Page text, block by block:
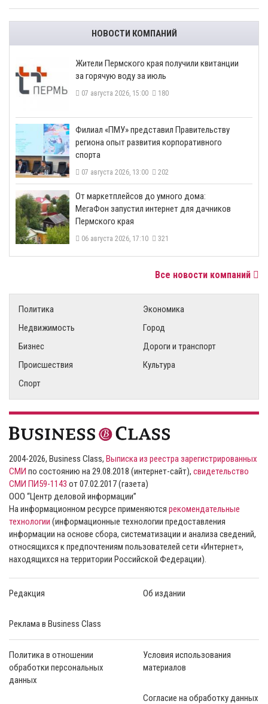
НОВОСТИ КОМПАНИЙ
​Жители Пермского края получили квитанции
за горячую воду за июль
07 августа 2026, 15:00 180
​Филиал «ПМУ» представил Правительству
региона опыт развития корпоративного
спорта
07 августа 2026, 13:00 202
От маркетплейсов до умного дома:
МегаФон запустил интернет для дачников
Пермского края
06 августа 2026, 17:10 321
Все новости компаний
Политика
Экономика
Недвижимость
Город
Бизнес
Дороги и транспорт
Происшествия
Культура
Спорт
2004-2026, Business Class, Выписка из реестра зарегистрированных
СМИ по состоянию на 29.08.2018 (интернет-сайт), свидетельство
СМИ ПИ59-1143 от 07.02.2017 (газета)
ООО “Центр деловой информации”
На информационном ресурсе применяются рекомендательные
технологии (информационные технологии предоставления
информации на основе сбора, систематизации и анализа сведений,
относящихся к предпочтениям пользователей сети «Интернет»,
находящихся на территории Российской Федерации).
Редакция Об издании
Реклама в Business Class
Политика в отношении
обработки персональных
данных
Условия использования
материалов
Согласие на обработку данных